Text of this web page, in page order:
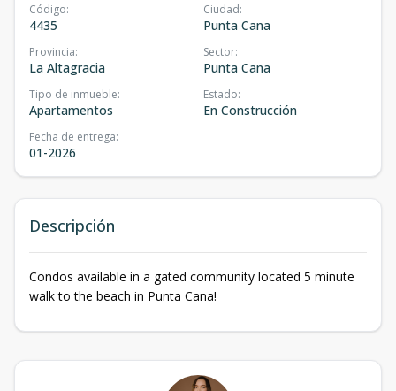
Código:
4435
Ciudad:
Punta Cana
Provincia:
La Altagracia
Sector:
Punta Cana
Tipo de inmueble:
Apartamentos
Estado:
En Construcción
Fecha de entrega:
01-2026
Descripción
Condos available in a gated community located 5 minute
walk to the beach in Punta Cana!